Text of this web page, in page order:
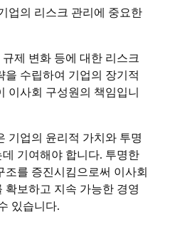
업의 리스크 관리에 중요한
제 변화 등에 대한 리스크
을 수립하여 기업의 장기적
이사회 구성원의 책임입니
기업의 윤리적 가치와 투명
기여해야 합니다. 투명한
조를 증진시킴으로써 이사회
확보하고 지속 가능한 경영
있습니다.